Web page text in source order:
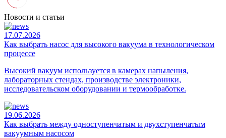
Новости и статьи
17.07.2026
Как выбрать насос для высокого вакуума в технологическом
процессе
Высокий вакуум используется в камерах напыления,
лабораторных стендах, производстве электроники,
исследовательском оборудовании и термообработке.
19.06.2026
Как выбрать между одноступенчатым и двухступенчатым
вакуумным насосом